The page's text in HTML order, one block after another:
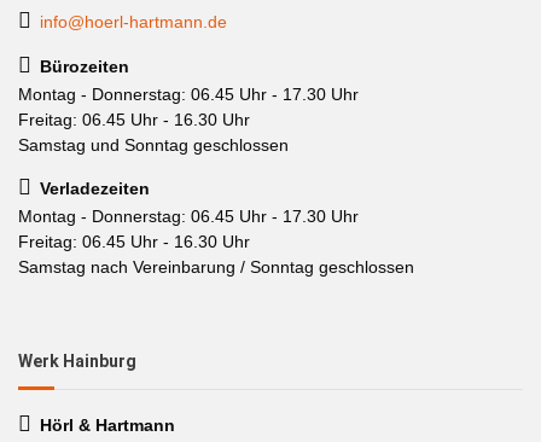
info@hoerl-hartmann.de
Bürozeiten
Montag - Donnerstag: 06.45 Uhr - 17.30 Uhr
Freitag: 06.45 Uhr - 16.30 Uhr
Samstag und Sonntag geschlossen
Verladezeiten
Montag - Donnerstag: 06.45 Uhr - 17.30 Uhr
Freitag: 06.45 Uhr - 16.30 Uhr
Samstag nach Vereinbarung / Sonntag geschlossen
Werk Hainburg
Hörl & Hartmann